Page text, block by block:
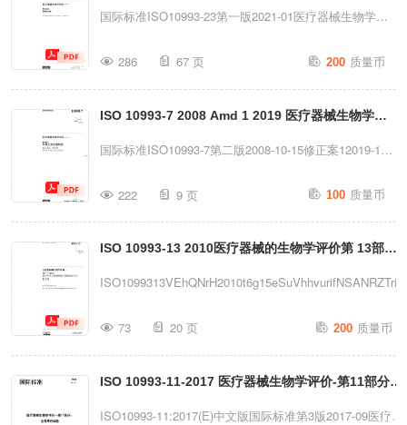
明本PDF文件可能包含嵌入式字体。根据Adobe的许可政
嵌入的字体已授权并安装在执行编辑的计算机上。下载本
文件即表示用户同意不违反Adobe的许可政策。ISO中央
秘书处对此不承担任何责任。Adobe是
刺激试验（中文）
国际标准ISO10993-23第一版2021-01医疗器械生物学评
23部分：刺激试验参考编号ISO10993-23：
2021(E)CISO2021ISO10993-23：2021(E)受版权保护的
文档CISO2021版权所有。除非另有规定或实施过程中有
特殊要求，未经事先书面许可，不得以任何形式或任何方
网）复制或以其他方式使用本出版物的任何部分。许可申
请可向以下地址的ISO组织或请求者所在国的ISO成员机
构提出。国际版权局CP401·Ch.deBlandonnet8CH-
286 67 页 200 质量币
ISO 10993-7 2008 Amd 1 2019 医疗器械生物学评
价--第7部分环氧乙烷灭菌残留 修正案1适用性新生儿
国际标准ISO10993-7第二版2008-10-15修正案12019-12
正案1：适用性新生儿和婴儿的允许限度参考编号
ISO10993-7：2008/Amd.1：
2019(E)CISO2019ISO10993-7：2008/Amd.1：2019(E)
受版权保护的文档CISO2019版权所有。除非另有规定或
形式或任何方式（包括电子或机械手段，如复印、发布于
互联网或内联网）复制或以其他方式使用本出版物的任何
部分。许可申请可向以下地址的ISO组织或申请人所在国
222 9 页 100 质量币
ISO 10993-13 2010医疗器械的生物学评价第 13部分
基于聚合物的医疗器械降解产物的识别与定（中文）
73 20 页 200 质量币
ISO 10993-11-2017 医疗器械生物学评价-第11部分全
身毒性试验（中文）
ISO10993-11:2017(E)中文版国际标准第3版2017-09医疗器